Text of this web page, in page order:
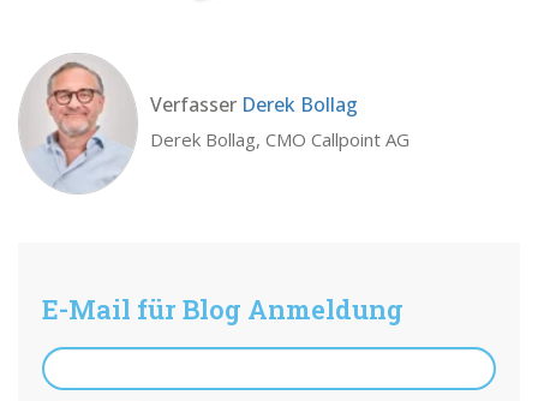
Verfasser Derek Bollag
Derek Bollag, CMO Callpoint AG
E-Mail für Blog Anmeldung